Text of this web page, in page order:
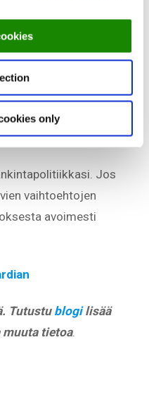
only
keittiöissä.
muuttua, ja
tulevina
Jos
vaihtoehtojen
avoimesti
Tutustu blogilisää
tietoa.